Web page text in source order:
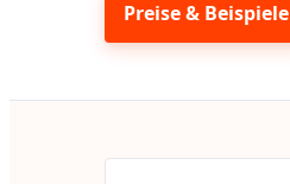
Preise & Beispiele